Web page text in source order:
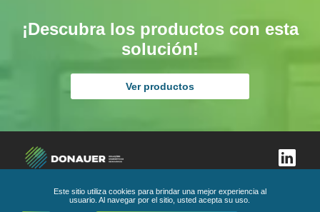
¡Descubra los productos con esta
solución!
Ver productos
Este sitio utiliza cookies para brindar una mejor experiencia al
usuario. Al navegar por el sitio, usted acepta su uso.